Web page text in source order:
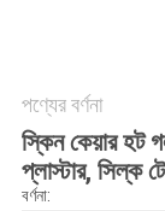
পণ্যের বর্ণনা
স্কিন কেয়ার হট
প্লাস্টার, সিল্ক
বর্ণনা: